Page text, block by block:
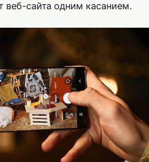
веб-сайта одним касанием.